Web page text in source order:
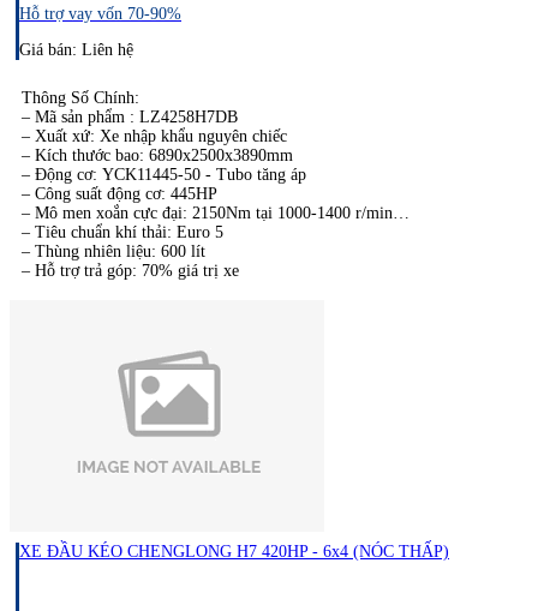
Hỗ trợ vay vốn 70-90%
Giá bán: Liên hệ
Thông Số Chính:​
– Mã sản phẩm : LZ4258H7DB
– Xuất xứ: Xe nhập khẩu nguyên chiếc
– Kích thước bao: 6890x2500x3890mm
– Động cơ: YCK11445-50 - Tubo tăng áp
– Công suất động cơ: 445HP
– Mô men xoắn cực đại: 2150Nm tại 1000-1400 r/min
– Tiêu chuẩn khí thải: Euro 5
– Thùng nhiên liệu: 600 lít
– Hỗ trợ trả góp: 70% giá trị xe
XE ĐẦU KÉO CHENGLONG H7 420HP - 6x4 (NÓC THẤP)